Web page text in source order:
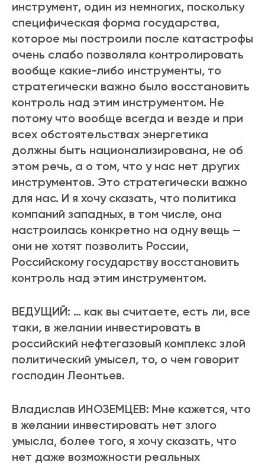
инструмент, один из немногих, поскольку
специфическая форма государства,
которое мы построили после катастрофы
очень слабо позволяла контролировать
вообще какие-либо инструменты, то
стратегически важно было восстановить
контроль над этим инструментом. Не
потому что вообще всегда и везде и при
всех обстоятельствах энергетика
должны быть национализирована, не об
этом речь, а о том, что у нас нет других
инструментов. Это стратегически важно
для нас. И я хочу сказать, что политика
компаний западных, в том числе, она
настроилась конкретно на одну вещь —
они не хотят позволить России,
Российскому государству восстановить
контроль над этим инструментом.
ВЕДУЩИЙ: … как вы считаете, есть ли, все
таки, в желании инвестировать в
российский нефтегазовый комплекс злой
политический умысел, то, о чем говорит
господин Леонтьев.
Владислав ИНОЗЕМЦЕВ: Мне кажется, что
в желании инвестировать нет злого
умысла, более того, я хочу сказать, что
нет даже возможности реальных